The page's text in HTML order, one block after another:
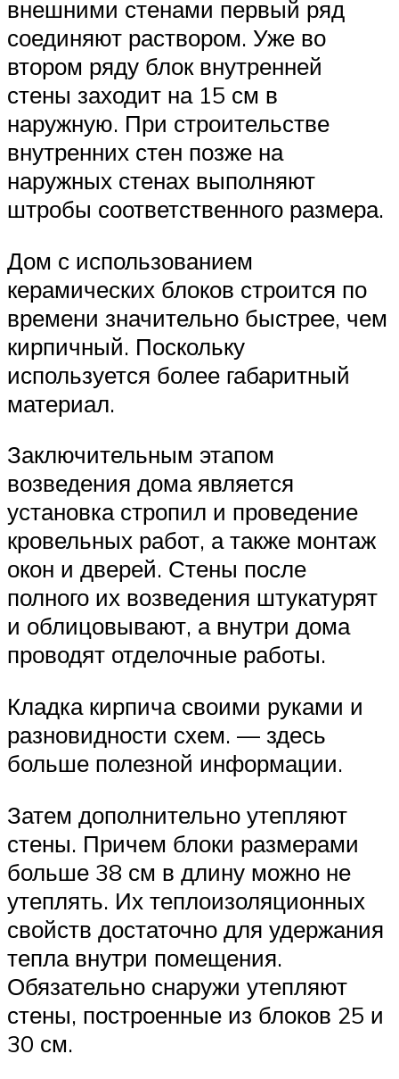
внешними стенами первый ряд
соединяют раствором. Уже во
втором ряду блок внутренней
стены заходит на 15 см в
наружную. При строительстве
внутренних стен позже на
наружных стенах выполняют
штробы соответственного размера.
Дом с использованием
керамических блоков строится по
времени значительно быстрее, чем
кирпичный. Поскольку
используется более габаритный
материал.
Заключительным этапом
возведения дома является
установка стропил и проведение
кровельных работ, а также монтаж
окон и дверей. Стены после
полного их возведения штукатурят
и облицовывают, а внутри дома
проводят отделочные работы.
Кладка кирпича своими руками и
разновидности схем. — здесь
больше полезной информации.
Затем дополнительно утепляют
стены. Причем блоки размерами
больше 38 см в длину можно не
утеплять. Их теплоизоляционных
свойств достаточно для удержания
тепла внутри помещения.
Обязательно снаружи утепляют
стены, построенные из блоков 25 и
30 см.